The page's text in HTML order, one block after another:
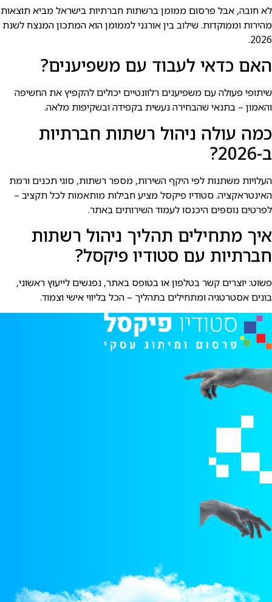
לא חובה, אבל פרסום ממומן ברשתות חברתיות בישראל מביא תוצאות
מהירות וממוקדות. שילוב בין אורגני לממומן הוא המתכון המנצח לשנת
2026.
האם כדאי לעבוד עם משפיענים?
שיתופי פעולה עם משפיענים רלוונטיים יכולים להקפיץ את החשיפה
והאמון – בתנאי שהבחירה נעשית בקפידה ובשקיפות מלאה.
כמה עולה ניהול רשתות חברתיות
ב-2026?
העלויות משתנות לפי היקף השירות, מספר רשתות, סוגי תכנים ורמת
האינטראקציה. סטודיו פיקסל מציע חבילות מותאמות לכל תקציב –
לפרטים נוספים היכנסו לעמוד השירותים באתר.
איך מתחילים תהליך ניהול רשתות
חברתיות עם סטודיו פיקסל?
פשוט: יוצרים קשר בטלפון או בטופס באתר, נפגשים לייעוץ ראשוני,
בונים אסטרטגיה ומתחילים בתהליך – הכל בליווי אישי וצמוד.